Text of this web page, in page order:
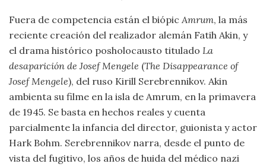
Fuera de competencia están el biópicAmrum, la más
reciente creación del realizador alemán Fatih Akin, y
el drama histórico posholocausto titulado La
desaparición de Josef Mengele (The Disappearance of
Josef Mengele), del ruso Kirill Serebrennikov. Akin
ambienta su filme en la isla de Amrum, en la primavera
de 1945. Se basta en hechos reales y cuenta
parcialmente la infancia del director, guionista y actor
Hark Bohm. Serebrennikov narra, desde el punto de
vista del fugitivo, los años de huida del médico nazi